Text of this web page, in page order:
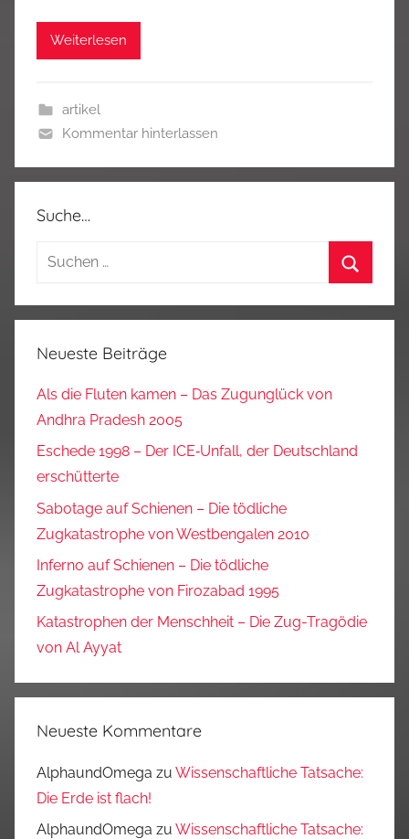
Weiterlesen
artikel
Kommentar hinterlassen
Suche…
Suchen
Neueste Beiträge
Als die Fluten kamen – Das Zugunglück von
Andhra Pradesh 2005
Eschede 1998 – Der ICE‑Unfall, der Deutschland
erschütterte
Sabotage auf Schienen – Die tödliche
Zugkatastrophe von Westbengalen 2010
Inferno auf Schienen – Die tödliche
Zugkatastrophe von Firozabad 1995
Katastrophen der Menschheit – Die Zug-Tragödie
von Al Ayyat
Neueste Kommentare
AlphaundOmega zu Wissenschaftliche Tatsache:
Die Erde ist flach!
AlphaundOmega zu Wissenschaftliche Tatsache: